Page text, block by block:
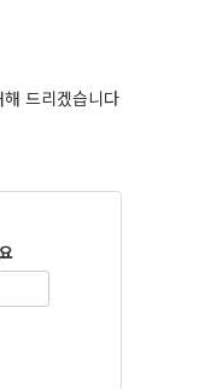
드리겠습니다